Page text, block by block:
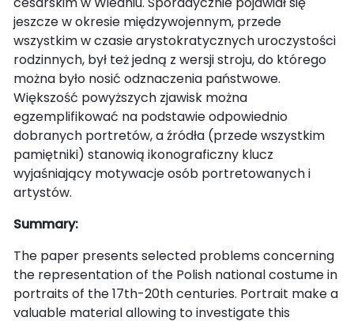
jeszcze w okresie międzywojennym, przede
wszystkim w czasie arystokratycznych uroczystości
rodzinnych, był też jedną z wersji stroju, do którego
można było nosić odznaczenia państwowe.
Większość powyższych zjawisk można
egzemplifikować na podstawie odpowiednio
dobranych portretów, a źródła (przede wszystkim
pamiętniki) stanowią ikonograficzny klucz
wyjaśniający motywacje osób portretowanych i
artystów.
Summary:
The paper presents selected problems concerning
the representation of the Polish national costume in
portraits of the 17th-20th centuries. Portrait make a
valuable material allowing to investigate this